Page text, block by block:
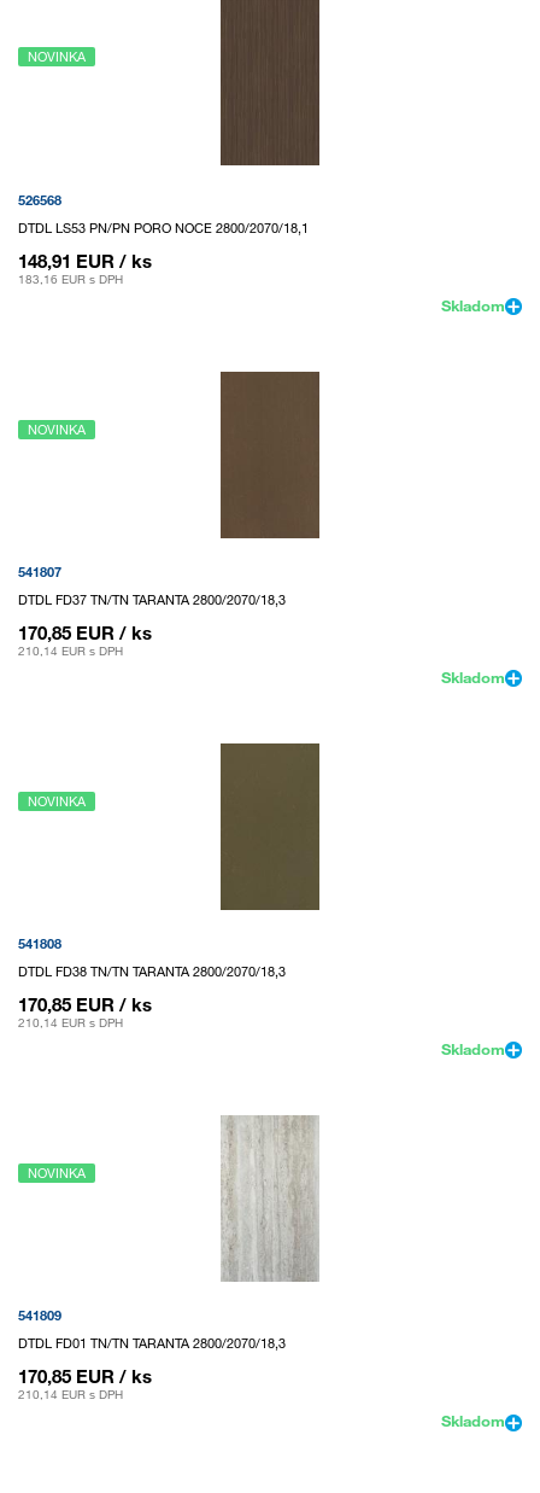
NOVINKA
526568
DTDL LS53 PN/PN PORO NOCE 2800/2070/18,1
148,91 EUR / ks
183,16 EUR s DPH
Skladom
NOVINKA
541807
DTDL FD37 TN/TN TARANTA 2800/2070/18,3
170,85 EUR / ks
210,14 EUR s DPH
Skladom
NOVINKA
541808
DTDL FD38 TN/TN TARANTA 2800/2070/18,3
170,85 EUR / ks
210,14 EUR s DPH
Skladom
NOVINKA
541809
DTDL FD01 TN/TN TARANTA 2800/2070/18,3
170,85 EUR / ks
210,14 EUR s DPH
Skladom